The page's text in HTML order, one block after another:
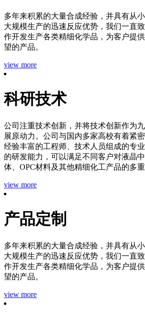
多年来积累的大量合成经验，并具有从
大规模生产的迅速反应优势，我们一直
作开发生产各类精细化学品，为客户提
望的产品。
view more
科研技术
公司注重技术创新，并将技术创新作为
展原动力。公司与国内多家高校有着紧
经验丰富的工程师、技术人员组成的专
的研发能力，可以满足不同客户对液晶
体、OPC材料及其他精细化工产品的多重
view more
产品定制
多年来积累的大量合成经验，并具有从
大规模生产的迅速反应优势，我们一直
作开发生产各类精细化学品，为客户提
望的产品。
view more